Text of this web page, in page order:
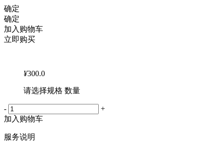
确定
确定
加入购物车
立即购买
¥300.0
请选择规格 数量
-
+
加入购物车
服务说明